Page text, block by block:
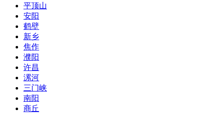
平顶山
安阳
鹤壁
新乡
焦作
濮阳
许昌
漯河
三门峡
南阳
商丘